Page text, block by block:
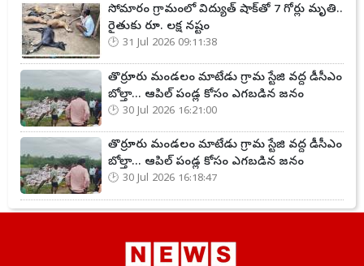
సోమారం గ్రామంలో విద్యుత్ షాక్‌తో 7 గోర్లు మృతి..
రైతుకు రూ. లక్ష నష్టం
31 Jul 2026 09:11:38
తొర్రూరు మండలం మాటేడు గ్రామ స్టేజి వద్ద డీసీఎం
బోల్తా... ఆపిల్ పండ్ల కోసం ఎగబడిన జనం
30 Jul 2026 16:21:00
తొర్రూరు మండలం మాటేడు గ్రామ స్టేజి వద్ద డీసీఎం
బోల్తా... ఆపిల్ పండ్ల కోసం ఎగబడిన జనం
30 Jul 2026 16:18:47